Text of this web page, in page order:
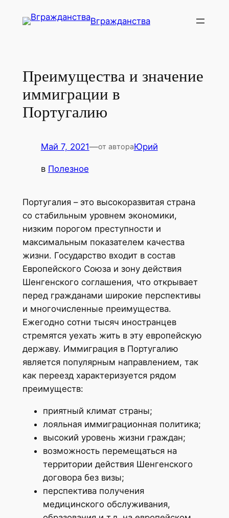
Вгражданства
Преимущества и значение
иммиграции в
Португалию
Май 7, 2021—от автораЮрий
в Полезное
Португалия – это высокоразвитая страна
со стабильным уровнем экономики,
низким порогом преступности и
максимальным показателем качества
жизни. Государство входит в состав
Европейского Союза и зону действия
Шенгенского соглашения, что открывает
перед гражданами широкие перспективы
и многочисленные преимущества.
Ежегодно сотни тысяч иностранцев
стремятся уехать жить в эту европейскую
державу. Иммиграция в Португалию
является популярным направлением, так
как переезд характеризуется рядом
преимуществ:
приятный климат страны;
лояльная иммиграционная политика;
высокий уровень жизни граждан;
возможность перемещаться на
территории действия Шенгенского
договора без визы;
перспектива получения
медицинского обслуживания,